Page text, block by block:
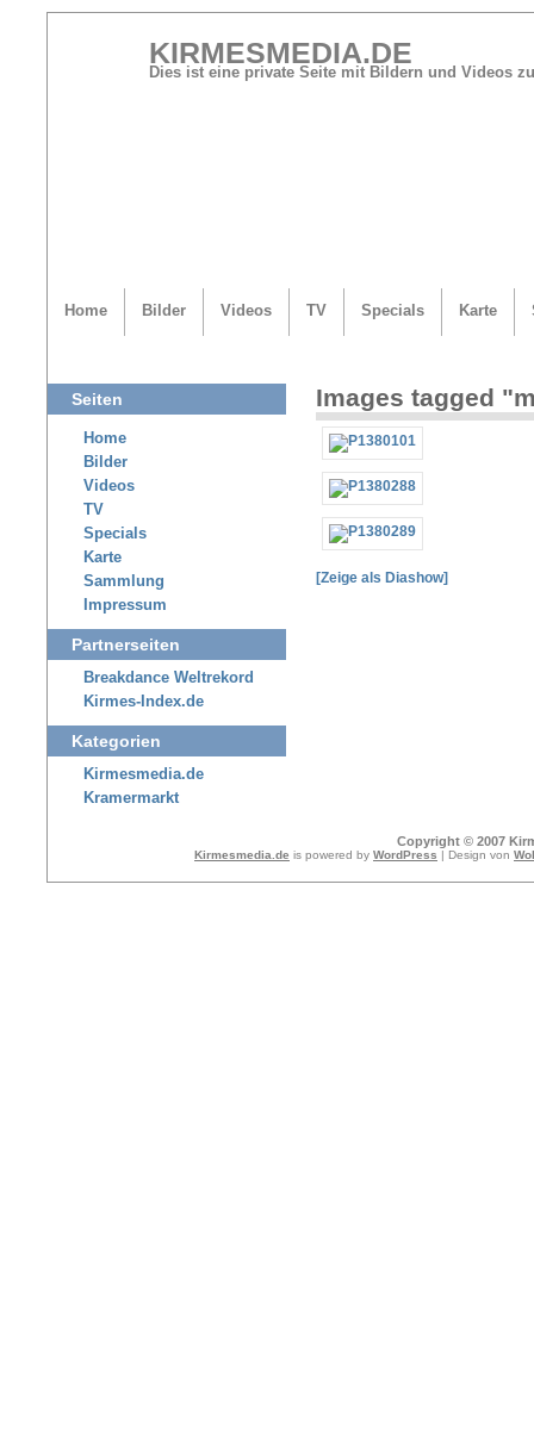
KIRMESMEDIA.DE
Dies ist eine private Seite mit Bildern und Videos
Home Bilder Videos TV Specials Karte
Images tagged
[Zeige als Diashow]
Seiten
Home
Bilder
Videos
TV
Specials
Karte
Sammlung
Impressum
Partnerseiten
Breakdance Weltrekord
Kirmes-Index.de
Kategorien
Kirmesmedia.de
Kramermarkt
Copyright © 2007
Kirmesmedia.de is powered by WordPress | Design von